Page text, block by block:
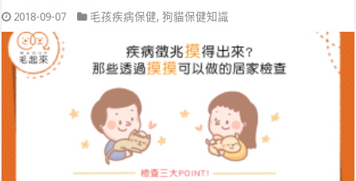
2018-09-07 毛孩疾病保健,狗貓保健知識